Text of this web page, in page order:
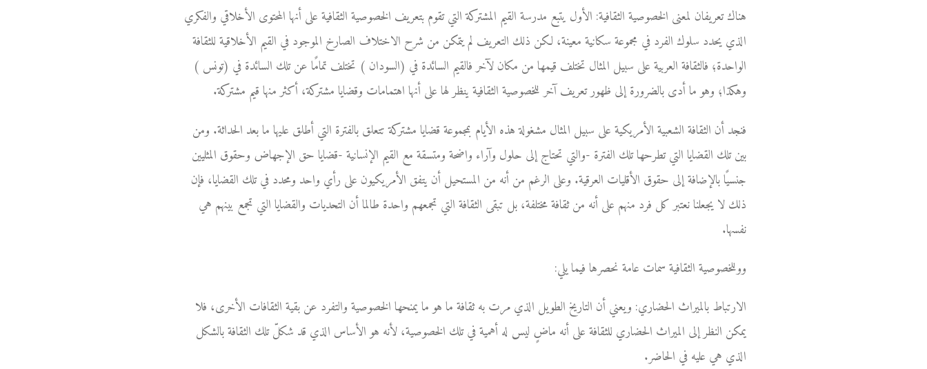
هناك تعريفان لمعنى الخصوصية الثقافية: الأول يتبع مدرسة القيم المشتركة التي تقوم بتعريف الخصوصية الثقافية على أنها المحتوى الأخلاقي والفكري
الذي يحدد سلوك الفرد في مجموعة سكانية معينة، لكن ذلك التعريف لم يتمكن من شرح الاختلاف الصارخ الموجود في القيم الأخلاقية للثقافة
الواحدة؛ فالثقافة العربية على سبيل المثال تختلف قيمها من مكان لآخر فالقيم السائدة في (السودان ) تختلف تمامًا عن تلك السائدة في (تونس )
وهكذا؛ وهو ما أدى بالضرورة إلى ظهور تعريف آخر للخصوصية الثقافية ينظر لها على أنها اهتمامات وقضايا مشتركة، أكثر منها قيم مشتركة.
فنجد أن الثقافة الشعبية الأمريكية على سبيل المثال مشغولة هذه الأيام بمجموعة قضايا مشتركة تتعلق بالفترة التي أطلق عليها ما بعد الحداثة. ومن
بين تلك القضايا التي تطرحها تلك الفترة -والتي تحتاج إلى حلول وآراء واضحة ومتسقة مع القيم الإنسانية -قضايا حق الإجهاض وحقوق المثليين
جنسيًا بالإضافة إلى حقوق الأقليات العرقية. وعلى الرغم من أنه من المستحيل أن يتفق الأمريكيون على رأي واحد ومحدد في تلك القضايا، فإن
ذلك لا يجعلنا نعتبر كل فرد منهم على أنه من ثقافة مختلفة، بل تبقى الثقافة التي تجمعهم واحدة طالما أن التحديات والقضايا التي تجمع بينهم هي
نفسها.
ووللخصوصية الثقافية سمات عامة نحصرها فيما يلي:
الارتباط بالميراث الحضاري: ويعني أن التاريخ الطويل الذي مرت به ثقافة ما هو ما يمنحها الخصوصية والتفرد عن بقية الثقافات الأخرى، فلا
يمكن النظر إلى الميراث الحضاري للثقافة على أنه ماضٍ ليس له أهمية في تلك الخصوصية، لأنه هو الأساس الذي قد شكلّ تلك الثقافة بالشكل
الذي هي عليه في الحاضر.